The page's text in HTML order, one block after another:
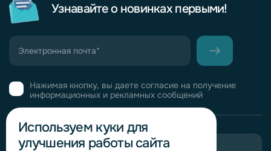
Узнавайте о новинках первыми!
Нажимая кнопку, вы даете согласие на получение
информационных и рекламных сообщений
Пригласить в тендер
Используем куки для
улучшения работы сайта